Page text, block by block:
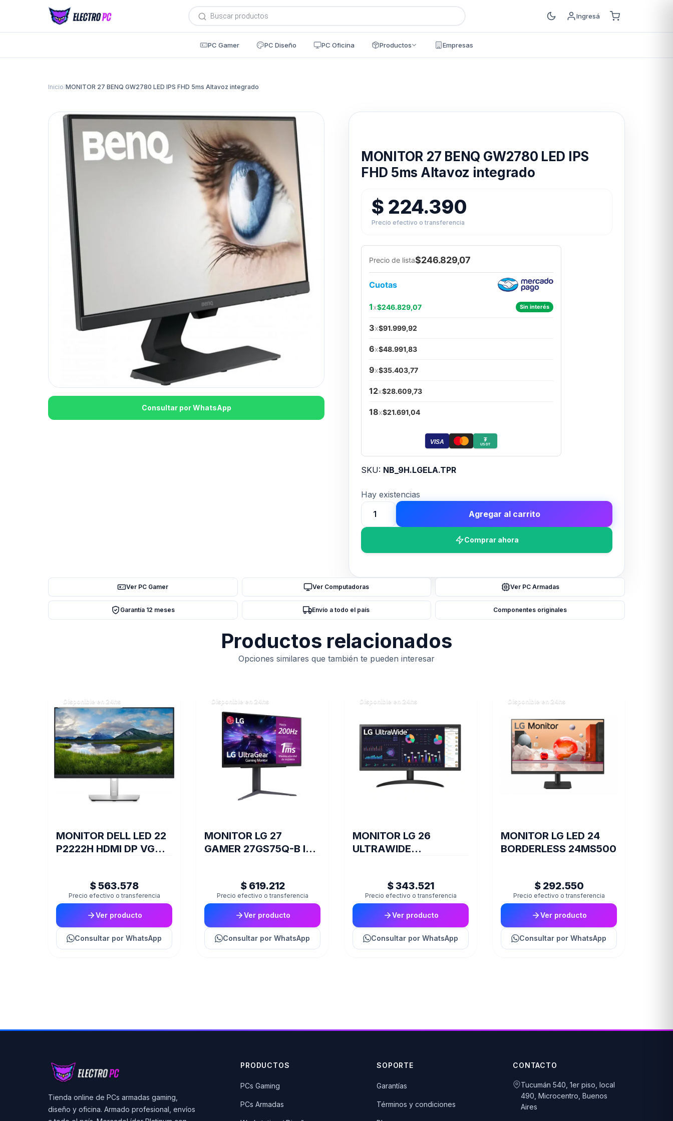
Búsqueda
de
productos
Ingresá
PC Gamer PC Diseño PC Oficina Productos Empresas
Inicio/MONITOR 27 BENQ GW2780 LED IPS FHD 5ms Altavoz integrado
Consultar por WhatsApp
MONITOR 27 BENQ GW2780 LED IPS
FHD 5ms Altavoz integrado
$ 224.390
Precio efectivo o transferencia
Precio de lista$246.829,07
Cuotas
1x$246.829,07 Sin interés
3x$91.999,92
6x$48.991,83
9x$35.403,77
12x$28.609,73
18x$21.691,04
VISA ₮
USDT
SKU: NB_9H.LGELA.TPR
Hay existencias
MONITOR
27
FHD
5ms
Altavoz
integrado
cantidad
Agregar al carrito
Comprar ahora
Ver PC Gamer Ver Computadoras Ver PC Armadas
Garantía 12 meses Envío a todo el país Componentes originales
Productos relacionados
Opciones similares que también te pueden interesar
Disponible en 24hs
MONITOR DELL LED 22
P2222H HDMI DP VGA
$ 563.578
Precio efectivo o transferencia
Ver producto
Consultar por WhatsApp
Disponible en 24hs
MONITOR LG 27
GAMER 27GS75Q-B IPS
$ 619.212
Precio efectivo o transferencia
Ver producto
Consultar por WhatsApp
Disponible en 24hs
MONITOR LG 26
ULTRAWIDE
$ 343.521
Precio efectivo o transferencia
Ver producto
Consultar por WhatsApp
Disponible en 24hs
MONITOR LG LED 24
BORDERLESS 24MS500
$ 292.550
Precio efectivo o transferencia
Ver producto
Consultar por WhatsApp
Tienda online de PCs armadas gaming,
diseño y oficina. Armado profesional, envíos
PRODUCTOS
PCs Gaming
PCs Armadas
SOPORTE
Garantías
Términos y condiciones
CONTACTO
Tucumán 540, 1er piso, local
490, Microcentro, Buenos
Aires